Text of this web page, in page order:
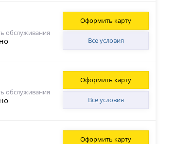
обслуживания
Все условия
Оформить карту
обслуживания
Все условия
Оформить карту
Оформить карту